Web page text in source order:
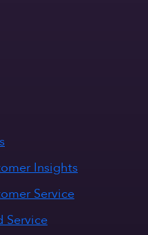
Insights
Service
Service